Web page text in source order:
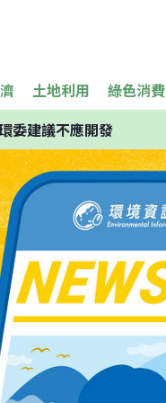
土地利用 綠色消費
委建議不應開發